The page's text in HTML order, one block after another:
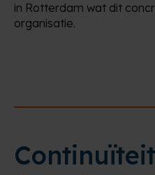
in Rotterdam wat dit
organisatie.